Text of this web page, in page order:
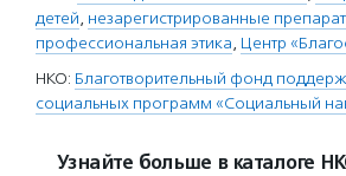
детей, незарегистрированные
профессиональная этика, Центр
НКО: Благотворительный фонд
социальных программ «Социальный
Узнайте больше в каталоге